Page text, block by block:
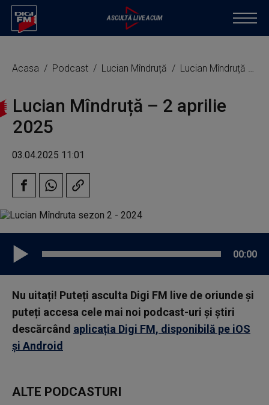
Acasa Podcast Lucian Mîndruță Lucian Mîndruță – 2 aprilie 2025
Lucian Mîndruță – 2 aprilie
2025
03.04.2025 11:01
00:00
Nu uitați! Puteți asculta Digi FM live de oriunde și
puteți accesa cele mai noi podcast-uri și știri
descărcând aplicația Digi FM, disponibilă pe iOS
și Android
ALTE PODCASTURI